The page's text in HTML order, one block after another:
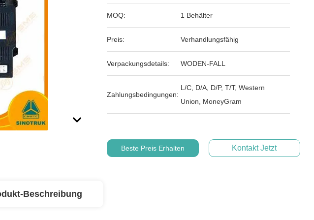
MOQ: 1 Behälter
Preis: Verhandlungsfähig
Verpackungsdetails: WODEN-FALL
Zahlungsbedingungen:
L/C, D/A, D/P, T/T, Western
Union, MoneyGram
Beste Preis Erhalten Kontakt Jetzt
Beschreibung